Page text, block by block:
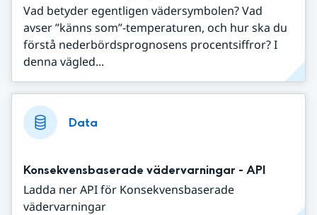
Vad betyder egentligen vädersymbolen? Vad
avser ”känns som”-temperaturen, och hur ska du
förstå nederbördsprognosens procentsiffror? I
denna vägled...
Data
Konsekvensbaserade vädervarningar - API
Ladda ner API för Konsekvensbaserade
vädervarningar